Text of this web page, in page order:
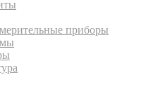
приборы